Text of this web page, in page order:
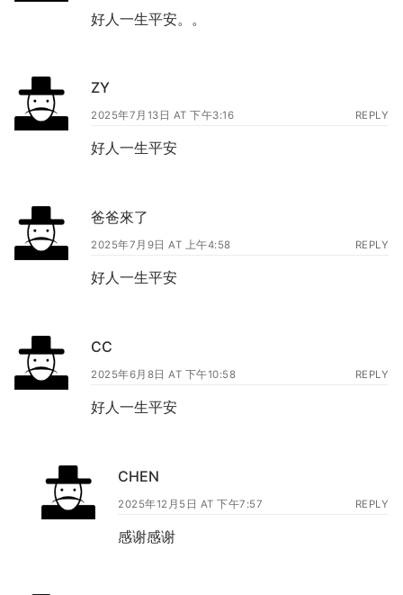
好人一生平安。。
ZY
2025年7月13日 AT 下午3:16 REPLY
好人一生平安
爸爸來了
2025年7月9日 AT 上午4:58 REPLY
好人一生平安
CC
2025年6月8日 AT 下午10:58 REPLY
好人一生平安
CHEN
2025年12月5日 AT 下午7:57 REPLY
感谢感谢